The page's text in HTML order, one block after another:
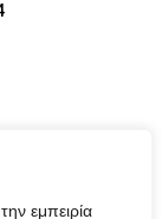
εμπειρία